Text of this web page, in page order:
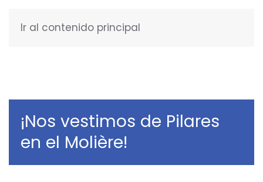
Ir al contenido principal
¡Nos vestimos de Pilares
en el Molière!